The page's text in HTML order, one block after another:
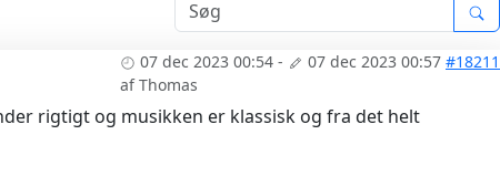
07 dec 2023 00:54 - 07 dec 2023 00:57 #18211
afThomas
rigtigt og musikken er klassisk og fra det helt